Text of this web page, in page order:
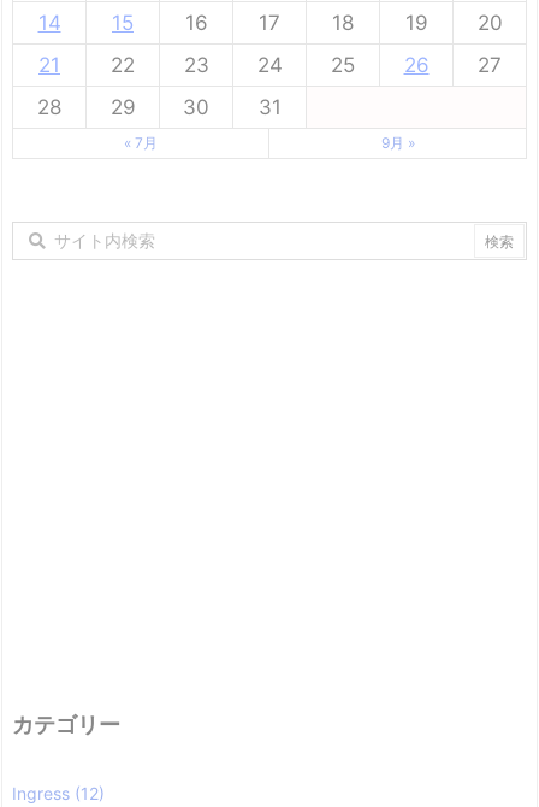
14
15 16 17 18 19
20
21
22 23 24 25 26
27
28
29 30 31
« 7月 9月 »
カテゴリー
Ingress (12)